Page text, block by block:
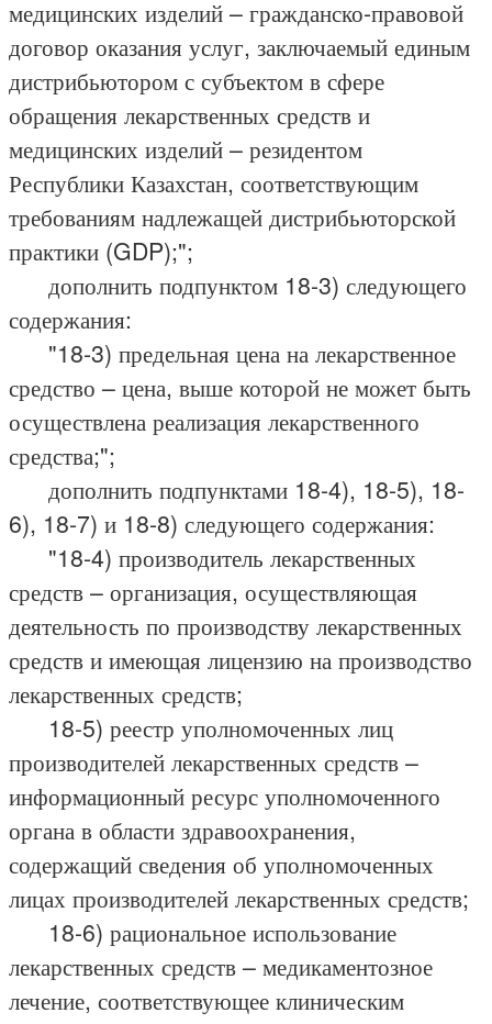
медицинских изделий – гражданско-правовой
договор оказания услуг, заключаемый единым
дистрибьютором с субъектом в сфере
обращения лекарственных средств и
медицинских изделий – резидентом
Республики Казахстан, соответствующим
требованиям надлежащей дистрибьюторской
практики (GDP);";
дополнить подпунктом 18-3) следующего
содержания:
"18-3) предельная цена на лекарственное
средство – цена, выше которой не может быть
осуществлена реализация лекарственного
средства;";
дополнить подпунктами 18-4), 18-5), 18-
6), 18-7) и 18-8) следующего содержания:
"18-4) производитель лекарственных
средств – организация, осуществляющая
деятельность по производству лекарственных
средств и имеющая лицензию на производство
лекарственных средств;
18-5) реестр уполномоченных лиц
производителей лекарственных средств –
информационный ресурс уполномоченного
органа в области здравоохранения,
содержащий сведения об уполномоченных
лицах производителей лекарственных средств;
18-6) рациональное использование
лекарственных средств – медикаментозное
лечение, соответствующее клиническим